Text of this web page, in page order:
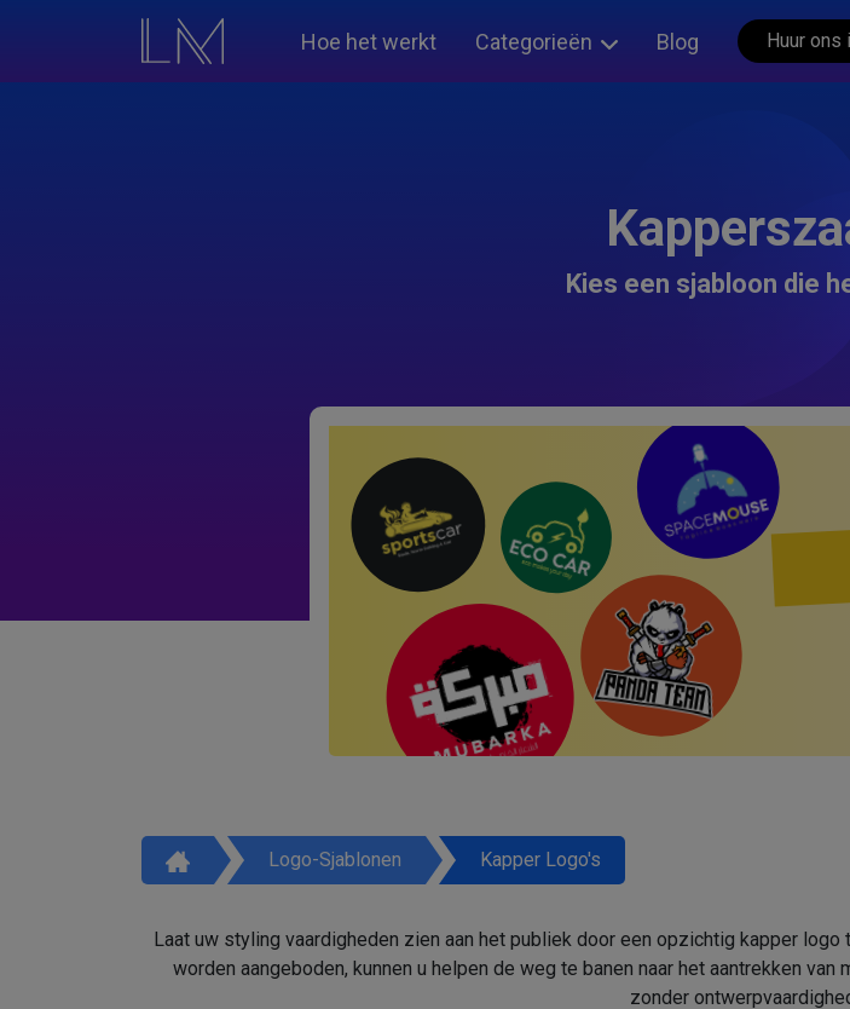
Hoe het werkt Categorieën Blog Huur ons
Kies een sjabloon die
Logo-Sjablonen Kapper Logo's
Laat uw styling vaardigheden zien aan het publiek door een opzichtig kapper
worden aangeboden, kunnen u helpen de weg te banen naar het aantrekken
zonder